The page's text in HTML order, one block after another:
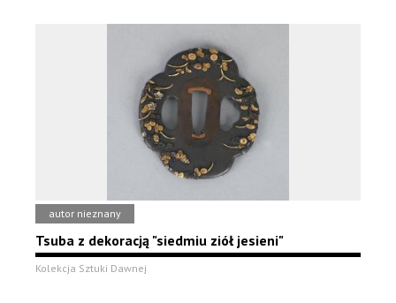
autor nieznany
Tsuba z dekoracją "siedmiu ziół jesieni"
Kolekcja Sztuki Dawnej